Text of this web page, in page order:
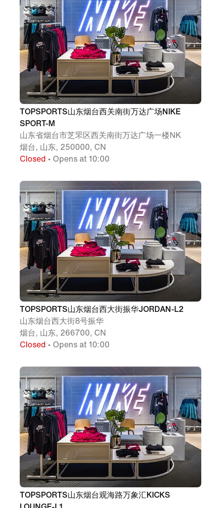
TOPSPORTS山东烟台西关南街万达广场NIKE
SPORT-M
山东省烟台市芝罘区西关南街万达广场一楼NK
烟台, 山东, 250000, CN
Closed • Opens at 10:00
TOPSPORTS山东烟台西大街振华JORDAN-L2
山东烟台西大街8号振华
烟台, 山东, 266700, CN
Closed • Opens at 10:00
TOPSPORTS山东烟台观海路万象汇KICKS